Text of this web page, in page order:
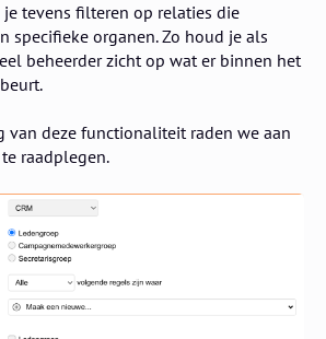
tevens filteren op relaties die
specifieke organen. Zo houd je als
beheerder zicht op wat er binnen het
van deze functionaliteit raden we aan
raadplegen.